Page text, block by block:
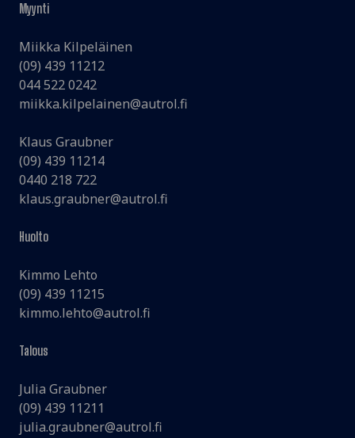
Myynti
Miikka Kilpeläinen
(09) 439 11212
044 522 0242
miikka.kilpelainen@autrol.fi
Klaus Graubner
(09) 439 11214
0440 218 722
klaus.graubner@autrol.fi
Huolto
Kimmo Lehto
(09) 439 11215
kimmo.lehto@autrol.fi
Talous
Julia Graubner
(09) 439 11211
julia.graubner@autrol.fi